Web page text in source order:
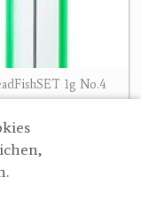
1g No.4
1820